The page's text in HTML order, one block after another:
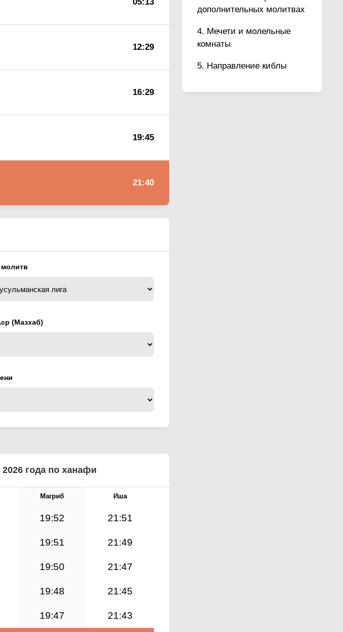
дополнительных молитвах
Мечети и молельные
комнаты
Направление киблы
12:29
16:29
19:45
21:40
молитв
(Мазхаб)
года по ханафи
Магриб Иша
19:52 21:51
19:51 21:49
19:50 21:47
19:48 21:45
19:47 21:43